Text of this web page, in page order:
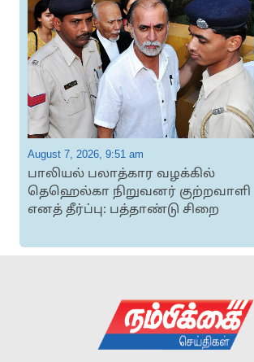
7, 2026, 9:51 am
பலாத்கார வழக்கில்
நிறுவனர் குற்றவாளி
பத்தாண்டு சிறை